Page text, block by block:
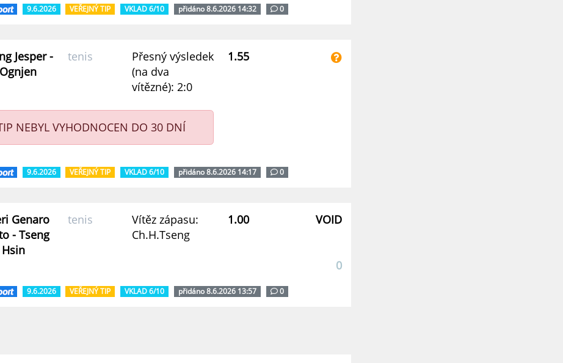
9.6.2026 VEŘEJNÝ TIP VKLAD 6/10 přidáno 8.6.2026 14:32 0
Jesper -
tenis
Přesný výsledek
(na dva
vítězné): 2:0
1.55
NEBYL VYHODNOCEN DO 30 DNÍ
9.6.2026 VEŘEJNÝ TIP VKLAD 6/10 přidáno 8.6.2026 14:17 0
Genaro
- Tseng
tenis
Vítěz zápasu:
Ch.H.Tseng
1.00 VOID
0
9.6.2026 VEŘEJNÝ TIP VKLAD 6/10 přidáno 8.6.2026 13:57 0